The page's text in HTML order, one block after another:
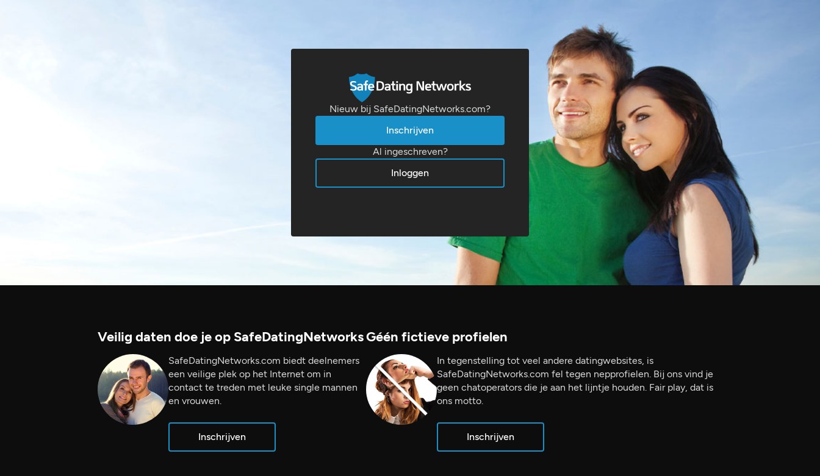
Nieuw bij SafeDatingNetworks.com?
Inschrijven
Al ingeschreven?
Inloggen
Veilig daten doe je op SafeDatingNetworks
SafeDatingNetworks.com biedt deelnemers
een veilige plek op het Internet om in
contact te treden met leuke single mannen
en vrouwen.
Inschrijven
Géén fictieve profielen
In tegenstelling tot veel andere datingwebsites, is
SafeDatingNetworks.com fel tegen nepprofielen. Bij ons vind je
geen chatoperators die je aan het lijntje houden. Fair play, dat is
ons motto.
Inschrijven